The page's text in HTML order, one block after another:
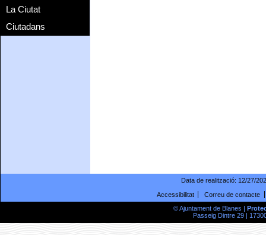
La Ciutat
Ciutadans
Data de realització: 12/27/
Accessibilitat
Correu de contacte
© Ajuntament de Blanes |
Passeig Dintre 29 |